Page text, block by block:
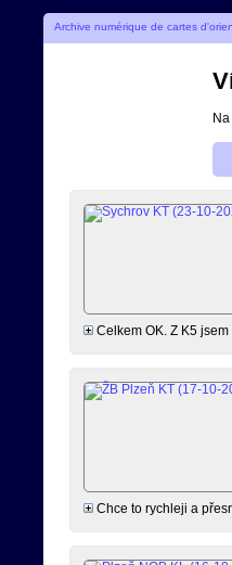
Archive numérique de cartes
Celkem OK. Z K5
Chce to rychleji a